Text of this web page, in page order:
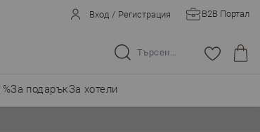
Вход / Регистрация B2B Портал
Търсене в целия магазин...
За подаръкЗа хотели